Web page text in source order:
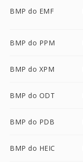
BMP do EMF
BMP do PPM
BMP do XPM
BMP do ODT
BMP do PDB
BMP do HEIC